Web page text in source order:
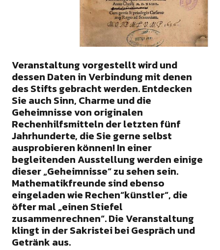
Veranstaltung vorgestellt wird und
dessen Daten in Verbindung mit denen
des Stifts gebracht werden. Entdecken
Sie auch Sinn, Charme und die
Geheimnisse von originalen
Rechenhilfsmitteln der letzten fünf
Jahrhunderte, die Sie gerne selbst
ausprobieren können! In einer
begleitenden Ausstellung werden einige
dieser „Geheimnisse“ zu sehen sein.
Mathematikfreunde sind ebenso
eingeladen wie Rechen“künstler“, die
öfter mal „einen Stiefel
zusammenrechnen“. Die Veranstaltung
klingt in der Sakristei bei Gespräch und
Getränk aus.